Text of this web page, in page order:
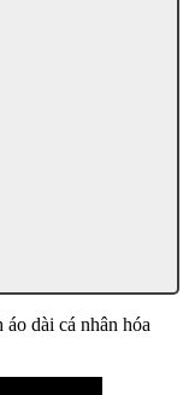
dài cá nhân hóa